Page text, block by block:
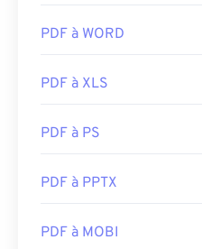
PDF à WORD
PDF à XLS
PDF à PS
PDF à PPTX
PDF à MOBI